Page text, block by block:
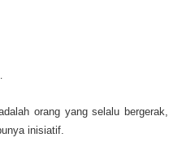
orang yang selalu bergerak,
inisiatif.